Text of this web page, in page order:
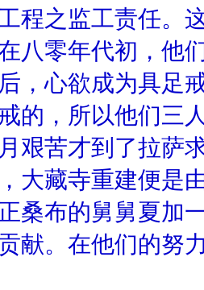
程之监工责任。
八零年代初，他
，心欲成为具足
的，所以他们三
艰苦才到了拉萨
大藏寺重建便是
桑布的舅舅夏加
献。在他们的努